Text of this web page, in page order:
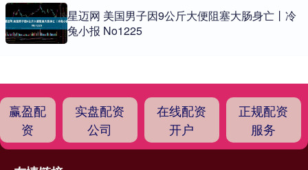
星迈网 美国男子因9公斤大便阻塞大肠身亡丨冷
兔小报 No1225
赢盈配
资
实盘配资
公司
在线配资
开户
正规配资
服务